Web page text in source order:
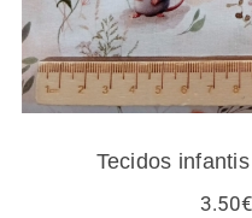
Tecidos
3.50€